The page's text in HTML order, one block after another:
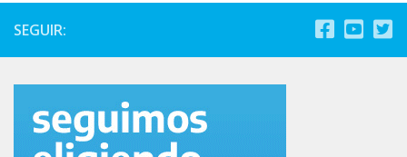
SEGUIR: